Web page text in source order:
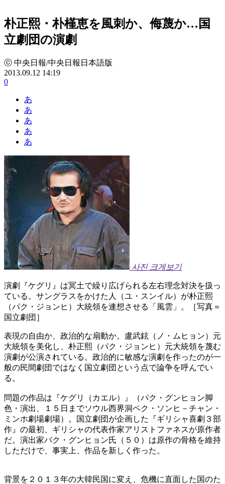
朴正熙・朴槿恵を風刺か、侮蔑か…国
立劇団の演劇
ⓒ 中央日報/中央日報日本語版
2013.09.12 14:19
0
あ
あ
あ
あ
あ
사진 크게보기
演劇『ケグリ』は冥土で繰り広げられる左右理念対決を扱っ
ている。サングラスをかけた人（ユ・スンイル）が朴正熙
（パク・ジョンヒ）大統領を連想させる「風雲」。［写真＝
国立劇団］
表現の自由か、政治的な扇動か。盧武鉉（ノ・ムヒョン）元
大統領を美化し、朴正熙（パク・ジョンヒ）元大統領を蔑む
演劇が公演されている。政治的に敏感な演劇を作ったのが一
般の民間劇団ではなく国立劇団という点で論争を呼んでい
る。
問題の作品は『ケグリ（カエル）』（パク・グンヒョン脚
色・演出、１５日までソウル西界洞ペク・ソンヒ－チャン・
ミンホ劇場劇場）。国立劇団が企画した『ギリシャ喜劇３部
作』の最初、ギリシャの代表作家アリストファネスが原作者
だ。演出家パク・グンヒョン氏（５０）は原作の骨格を維持
しただけで、事実上、作品を新しく作った。
背景を２０１３年の大韓民国に変え、危機に直面した国のた